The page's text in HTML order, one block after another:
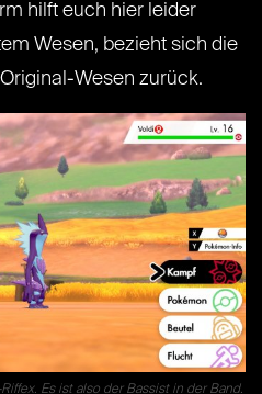
hilft euch hier leider
Wesen, bezieht sich die
Wesen zurück.
Es ist also der Bassist in der Band.